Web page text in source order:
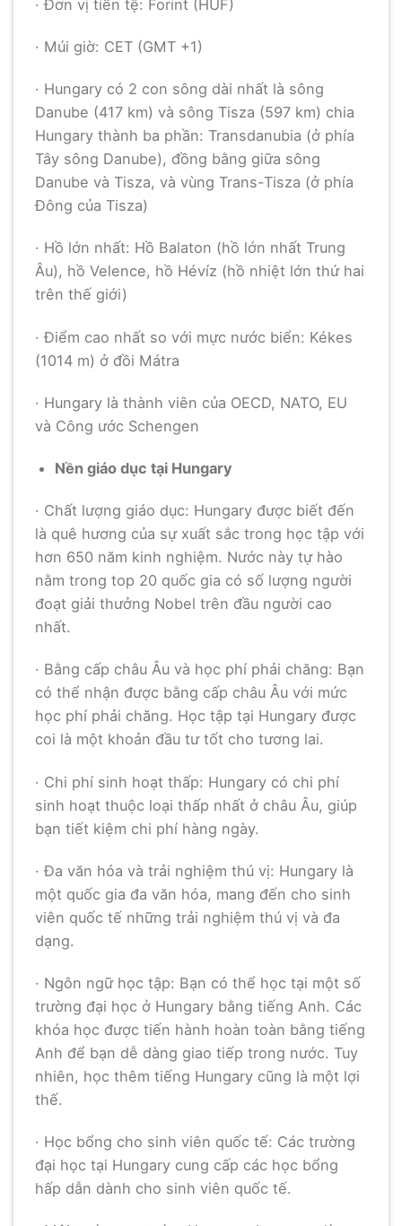
· Đơn vị tiền tệ: Forint (HUF)
· Múi giờ: CET (GMT +1)
· Hungary có 2 con sông dài nhất là sông
Danube (417 km) và sông Tisza (597 km) chia
Hungary thành ba phần: Transdanubia (ở phía
Tây sông Danube), đồng bằng giữa sông
Danube và Tisza, và vùng Trans-Tisza (ở phía
Đông của Tisza)
· Hồ lớn nhất: Hồ Balaton (hồ lớn nhất Trung
Âu), hồ Velence, hồ Hévíz (hồ nhiệt lớn thứ hai
trên thế giới)
· Điểm cao nhất so với mực nước biển: Kékes
(1014 m) ở đồi Mátra
· Hungary là thành viên của OECD, NATO, EU
và Công ước Schengen
Nền giáo dục tại Hungary
· Chất lượng giáo dục: Hungary được biết đến
là quê hương của sự xuất sắc trong học tập với
hơn 650 năm kinh nghiệm. Nước này tự hào
nằm trong top 20 quốc gia có số lượng người
đoạt giải thưởng Nobel trên đầu người cao
nhất.
· Bằng cấp châu Âu và học phí phải chăng: Bạn
có thể nhận được bằng cấp châu Âu với mức
học phí phải chăng. Học tập tại Hungary được
coi là một khoản đầu tư tốt cho tương lai.
· Chi phí sinh hoạt thấp: Hungary có chi phí
sinh hoạt thuộc loại thấp nhất ở châu Âu, giúp
bạn tiết kiệm chi phí hàng ngày.
· Đa văn hóa và trải nghiệm thú vị: Hungary là
một quốc gia đa văn hóa, mang đến cho sinh
viên quốc tế những trải nghiệm thú vị và đa
dạng.
· Ngôn ngữ học tập: Bạn có thể học tại một số
trường đại học ở Hungary bằng tiếng Anh. Các
khóa học được tiến hành hoàn toàn bằng tiếng
Anh để bạn dễ dàng giao tiếp trong nước. Tuy
nhiên, học thêm tiếng Hungary cũng là một lợi
thế.
· Học bổng cho sinh viên quốc tế: Các trường
đại học tại Hungary cung cấp các học bổng
hấp dẫn dành cho sinh viên quốc tế.